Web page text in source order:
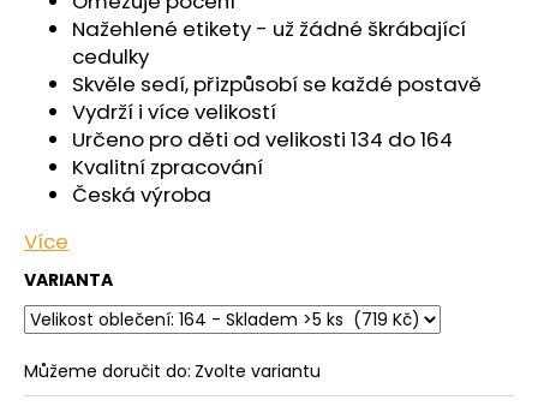
Nažehlené etikety - už žádné škrábající
cedulky
Skvěle sedí, přizpůsobí se každé postavě
Vydrží i více velikostí
Určeno pro děti od velikosti 134 do 164
Kvalitní zpracování
Česká výroba
Více
VARIANTA
Můžeme doručit do: Zvolte variantu
ŠORTKY
DÁMSKÉ
TENKÉ
OUTLAST®
ČERNÁ
599
Kč